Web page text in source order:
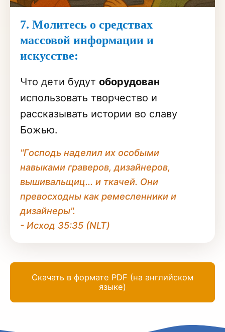
7. Молитесь о средствах
массовой информации и
искусстве:
Что дети будут оборудован
использовать творчество и
рассказывать истории во славу
Божью.
"Господь наделил их особыми
навыками граверов, дизайнеров,
вышивальщиц... и ткачей. Они
превосходны как ремесленники и
дизайнеры".
- Исход 35:35 (NLT)
Скачать в формате PDF (на английском
языке)